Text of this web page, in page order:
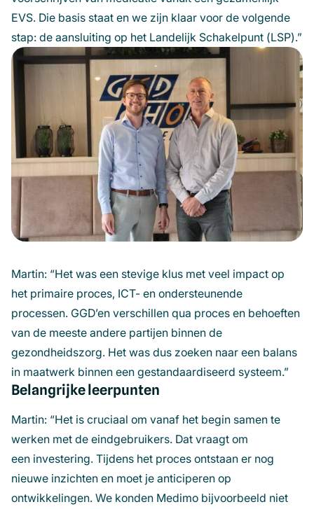
EVS. Die basis staat en we zijn klaar voor de volgende
stap: de aansluiting op het Landelijk Schakelpunt (LSP).”
Martin: “Het was een stevige klus met veel impact op
het primaire proces, ICT- en ondersteunende
processen. GGD’en verschillen qua proces en behoeften
van de meeste andere partijen binnen de
gezondheidszorg. Het was dus zoeken naar een balans
in maatwerk binnen een gestandaardiseerd systeem.”
Belangrijke leerpunten
Martin: “Het is cruciaal om vanaf het begin samen te
werken met de eindgebruikers. Dat vraagt om
een investering. Tijdens het proces ontstaan er nog
nieuwe inzichten en moet je anticiperen op
ontwikkelingen. We konden Medimo bijvoorbeeld niet